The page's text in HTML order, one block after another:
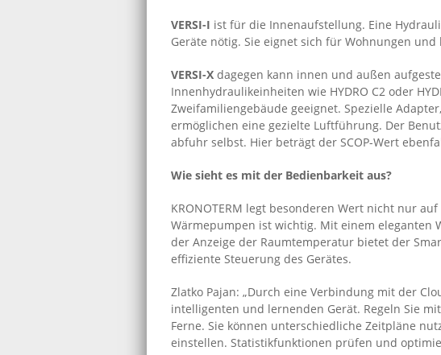
VERSI-I ist für die Innenaufstellung. Eine
Geräte nötig. Sie eignet sich für Wohnungen und
VERSI-X dagegen kann innen und außen
Innenhydraulikeinheiten wie HYDRO C2 oder
Zweifamiliengebäude geeignet. Spezielle
ermöglichen eine gezielte Luftführung. Der
abfuhr selbst. Hier beträgt der SCOP-Wert
Wie sieht es mit der Bedienbarkeit aus?
KRONOTERM legt besonderen Wert nicht nur
Wärmepumpen ist wichtig. Mit einem eleganten
der Anzeige der Raumtemperatur bietet der
effiziente Steuerung des Gerätes.
Zlatko Pajan: „Durch eine Verbindung mit der
intelligenten und lernenden Gerät. Regeln Sie
Ferne. Sie können unterschiedliche Zeitpläne
einstellen. Statistikfunktionen prüfen und